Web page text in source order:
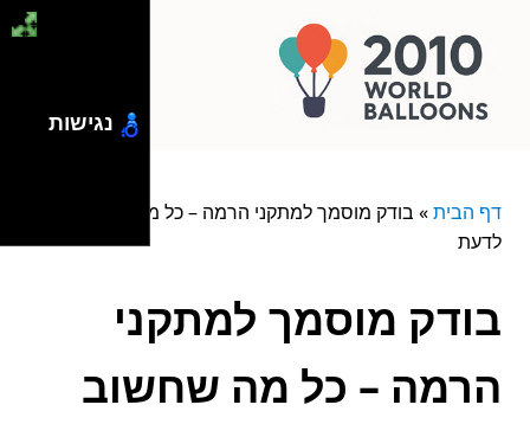
דף הבית» בודק מוסמך למתקני הרמה – כל מה שחשוב
לדעת
בודק מוסמך למתקני
הרמה – כל מה שחשוב
נגישות